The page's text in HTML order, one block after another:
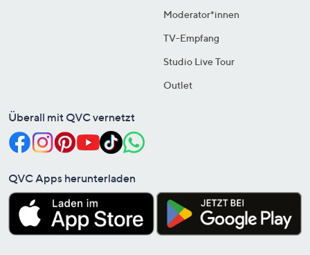
Moderator*innen
TV-Empfang
Studio Live Tour
Outlet
Überall mit QVC vernetzt
QVC Apps herunterladen